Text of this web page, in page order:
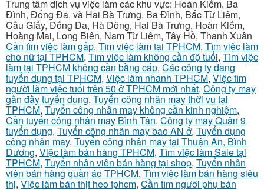
Trung tâm dịch vụ việc làm các khu vực: Hoàn Kiếm, Ba
Đình, Đống Đa, và Hai Bà Trưng, Ba Đình, Bắc Từ Liêm,
Cầu Giấy, Đống Đa, Hà Đông, Hai Bà Trưng, Hoàn Kiếm,
Hoàng Mai, Long Biên, Nam Từ Liêm, Tây Hồ, Thanh Xuân
Cần tìm việc làm gấp, Tìm việc làm tại TPHCM, Tìm việc làm
cho nữ tại TPHCM, Tìm việc làm không cần độ tuổi, Tìm việc
làm tại TPHCM không cần bằng cấp, Các công ty đang
tuyển dụng tại TPHCM, Việc làm nhanh TPHCM, Việc tìm
người làm việc tuổi trên 50 ở TPHCM mới nhất, Công ty may
gần đầy tuyển dụng, Tuyển công nhân may thời vụ tại
TPHCM, Tuyển công nhân may không cần kinh nghiệm,
Cần tuyển công nhân may Bình Tân, Công ty may Quận 9
tuyển dụng, Tuyển công nhân may bao AN ở, Tuyển dụng
công nhân may, Tuyển công nhân may tại Thuận An, Bình
Dương, Việc làm bán hàng TPHCM, Tìm việc làm Sale tại
TPHCM, Tuyển nhân viên bán hàng tại shop, Tuyển nhân
viên bán hàng quần áo TPHCM, Tìm việc làm bán hàng siêu
thị, Việc làm bán thịt heo tphcm, Cần tìm người phụ bán